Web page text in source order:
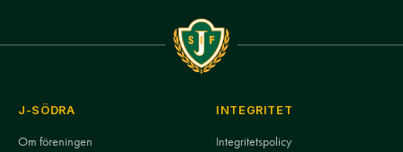
J-SÖDRA
Om föreningen
INTEGRITET
Integritetspolicy